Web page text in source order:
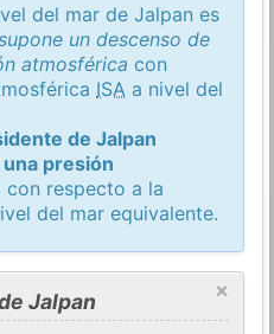
del mar de Jalpan es
un descenso de
atmosférica con
ISA a nivel del
de Jalpan
presión
con respecto a la
del mar equivalente.
×
Jalpan